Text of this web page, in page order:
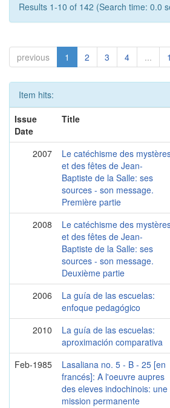
Results 1-10 of 142 (Search time: 0.0
previous 1 2 3 4 ...
Item hits:
Issue
Date
Title
2007
Le catéchisme des
et des fêtes de Jean-
Baptiste de la Salle: ses
sources - son message.
Première partie
2008
Le catéchisme des
et des fêtes de Jean-
Baptiste de la Salle: ses
sources - son message.
Deuxième partie
2006
La guía de las escuelas:
enfoque pedagógico
2010
La guía de las escuelas:
aproximación comparativa
Feb-1985
Lasaliana no. 5 - B - 25 [en
francés]: A l'oeuvre aupres
des eleves indochinois: une
mission permanente